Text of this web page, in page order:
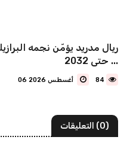
ريال مدريد يؤمّن نجمه
حتى 2032 ...
84
(0) التعليقات